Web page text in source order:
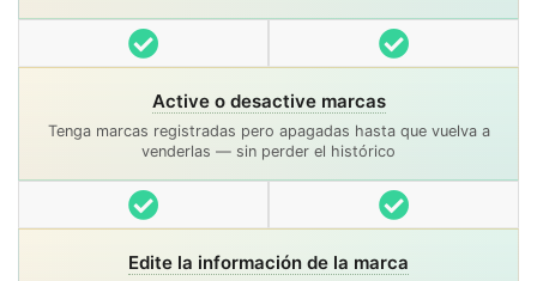
Incluido Incluido
Active o desactive marcas
Tenga marcas registradas pero apagadas hasta que vuelva a
venderlas — sin perder el histórico
Incluido Incluido
Edite la información de la marca